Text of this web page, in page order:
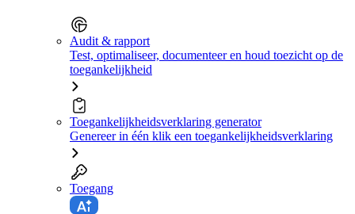
Audit & rapport
Test, optimaliseer, documenteer en houd toezicht op de
toegankelijkheid
Toegankelijkheidsverklaring generator
Genereer in één klik een toegankelijkheidsverklaring
Toegang